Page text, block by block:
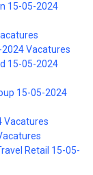
15-05-2024
Vacatures
15-05-2024
15-05-2024
Vacatures
Retail 15-05-